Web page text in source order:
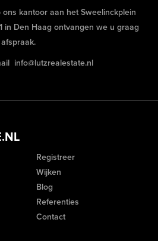
ons kantoor aan het Sweelinckplein
in Den Haag ontvangen we u graag
info@lutzrealestate.nl
Registreer
Wijken
Blog
Referenties
Contact